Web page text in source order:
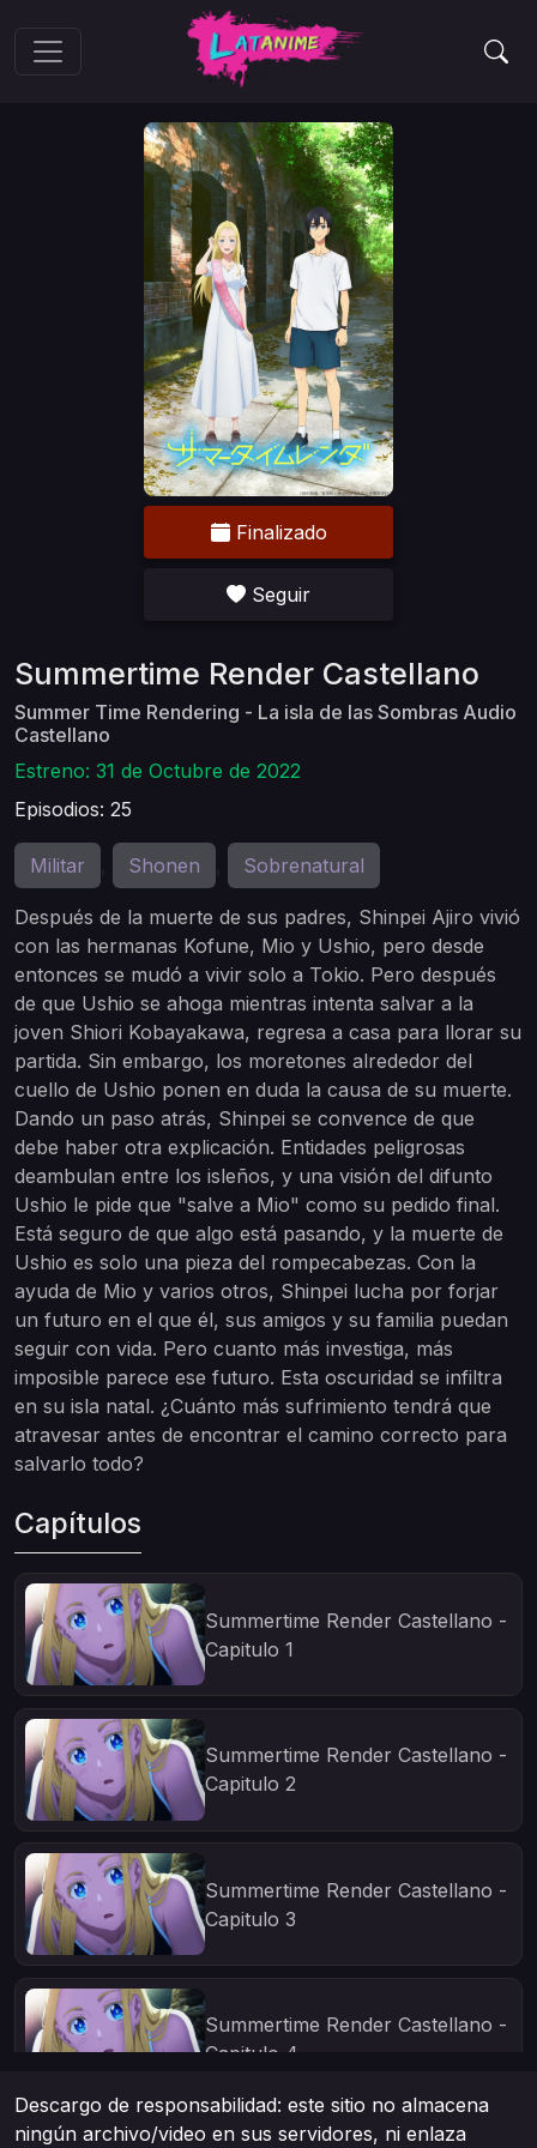
Finalizado
Seguir
Summertime Render Castellano
Summer Time Rendering - La isla de las Sombras Audio
Castellano
Estreno: 31 de Octubre de 2022
Episodios: 25
Militar Shonen Sobrenatural
Después de la muerte de sus padres, Shinpei Ajiro vivió
con las hermanas Kofune, Mio y Ushio, pero desde
entonces se mudó a vivir solo a Tokio. Pero después
de que Ushio se ahoga mientras intenta salvar a la
joven Shiori Kobayakawa, regresa a casa para llorar su
partida. Sin embargo, los moretones alrededor del
cuello de Ushio ponen en duda la causa de su muerte.
Dando un paso atrás, Shinpei se convence de que
debe haber otra explicación. Entidades peligrosas
deambulan entre los isleños, y una visión del difunto
Ushio le pide que "salve a Mio" como su pedido final.
Está seguro de que algo está pasando, y la muerte de
Ushio es solo una pieza del rompecabezas. Con la
ayuda de Mio y varios otros, Shinpei lucha por forjar
un futuro en el que él, sus amigos y su familia puedan
seguir con vida. Pero cuanto más investiga, más
imposible parece ese futuro. Esta oscuridad se infiltra
en su isla natal. ¿Cuánto más sufrimiento tendrá que
atravesar antes de encontrar el camino correcto para
salvarlo todo?
Capítulos
Summertime Render Castellano -
Capitulo 1
Summertime Render Castellano -
Capitulo 2
Summertime Render Castellano -
Capitulo 3
Summertime Render Castellano -
Capitulo 4
Descargo de responsabilidad: este sitio no almacena
ningún archivo/video en sus servidores, ni enlaza